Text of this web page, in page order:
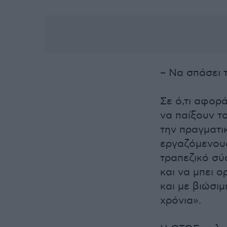
– Να σπάσει
Σε ό,τι
να παίξουν
την
τραπεζικό
και να μπει
και με
χρόνια».